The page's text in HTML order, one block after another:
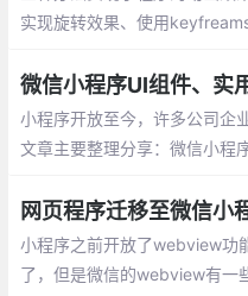
实现旋转效果、使用
示非常多
小程序开放至今，许多公司企
文章主要整理分享：微信小程
网页程序迁移至微信
小程序之前开放了webview功
了，但是微信的webview有一